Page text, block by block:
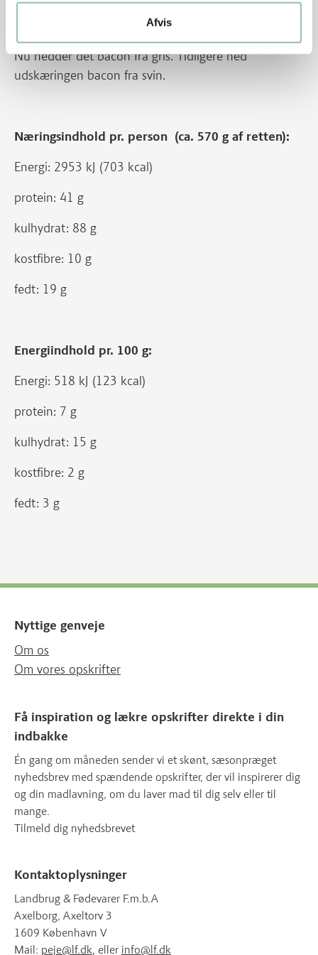
Afvis
Nu hedder det medaljon fra gris. Tidligere hed
udskæringen skinkemedaljon fra svin.
Nu hedder det bacon fra gris. Tidligere hed
udskæringen bacon fra svin.
Næringsindhold pr. person (ca. 570 g af retten):
Energi: 2953 kJ (703 kcal)
protein: 41 g
kulhydrat: 88 g
kostfibre: 10 g
fedt: 19 g
Energiindhold pr. 100 g:
Energi: 518 kJ (123 kcal)
protein: 7 g
kulhydrat: 15 g
kostfibre: 2 g
fedt: 3 g
Nyttige genveje
Om os
Om vores opskrifter
Få inspiration og lækre opskrifter direkte i din
indbakke
Én gang om måneden sender vi et skønt, sæsonpræget
nyhedsbrev med spændende opskrifter, der vil inspirerer dig
og din madlavning, om du laver mad til dig selv eller til
mange.
Tilmeld dig nyhedsbrevet
Kontaktoplysninger
Landbrug & Fødevarer F.m.b.A
Axelborg, Axeltorv 3
1609 København V
Mail: peje@lf.dk, eller info@lf.dk